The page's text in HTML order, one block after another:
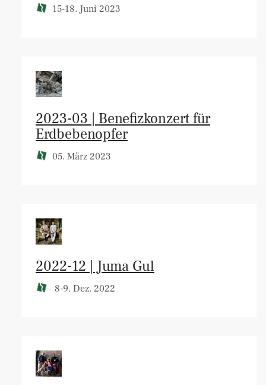
15-18. Juni 2023
2023-03 | Benefizkonzert für
Erdbebenopfer
05. März 2023
2022-12 | Juma Gul
8-9. Dez. 2022